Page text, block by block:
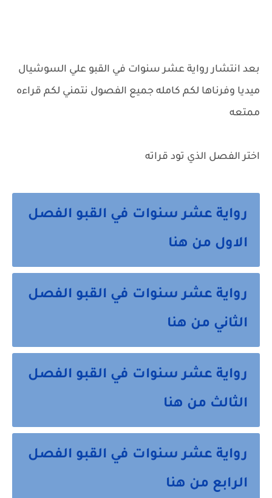
بعد انتشار رواية عشر سنوات في القبو علي السوشيال
ميديا وفرناها لكم كامله جميع الفصول نتمني لكم قراءه
ممتعه
اختر الفصل الذي تود قراته
رواية عشر سنوات في القبو الفصل
الاول من هنا
رواية عشر سنوات في القبو الفصل
الثاني من هنا
رواية عشر سنوات في القبو الفصل
الثالث من هنا
رواية عشر سنوات في القبو الفصل
الرابع من هنا